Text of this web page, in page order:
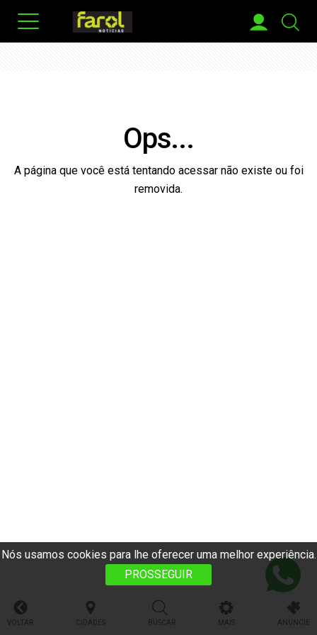
Nós usamos cookies para lhe oferecer uma melhor experiência.
PROSSEGUIR
Ops...
A página que você está tentando acessar não existe ou foi
removida.
VOLTAR CIDADES BUSCAR MAIS ANUNCIE